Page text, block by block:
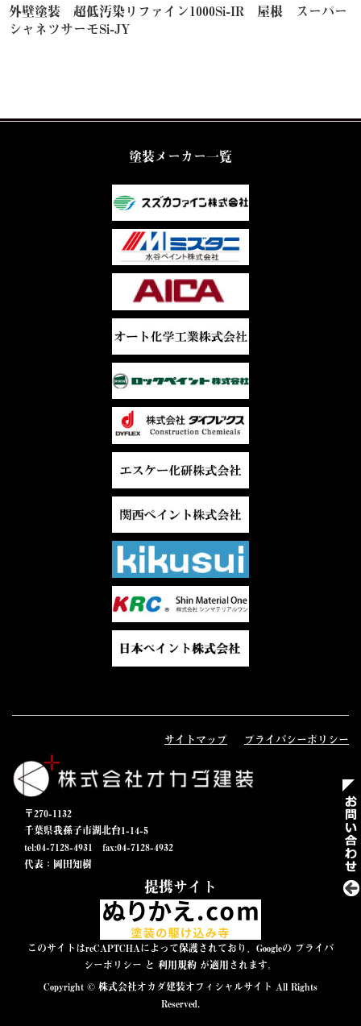
外壁塗装 超低汚染リファイン1000Si-IR 屋根 スーパー
シャネツサーモSi-JY
塗装メーカー一覧
サイトマップ プライバシーポリシー
〒270-1132
千葉県我孫子市湖北台1-14-5
tel:04-7128-4931
fax:04-7128-4932
代表：岡田知樹
提携サイト
このサイトはreCAPTCHAによって保護されており、Googleの プライバ
シーポリシー と 利用規約 が適用されます。
Copyright © 株式会社オカダ建装オフィシャルサイト All Rights
Reserved.